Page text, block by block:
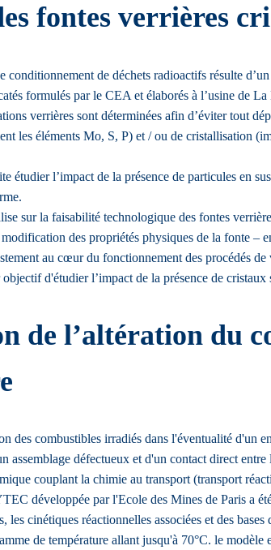
fontes verrières
conditionnement de déchets radioactifs résulte
formulés par le CEA et élaborés à l’usine de
verrières sont déterminées afin d’éviter tout
les éléments Mo, S, P) et / ou de cristallisation
étudier l’impact de la présence de particules en
sur la faisabilité technologique des fontes
des propriétés physiques de la fonte –
au cœur du fonctionnement des procédés
d'étudier l’impact de la présence de
de l’altération du
des combustibles irradiés dans l'éventualité d'un
assemblage défectueux et d'un contact direct
couplant la chimie au transport (transport
développée par l'Ecole des Mines de Paris a
les cinétiques réactionnelles associées et des
de température allant jusqu'à 70°C. le